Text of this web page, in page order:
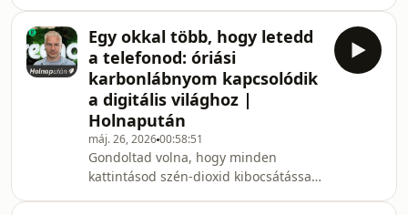
ezt másképp csinálni, és az embert
valamint a te
mezőgazdaság aszállyal, a talajok
kimerülésével és az egyre drágább, és
a klímaváltozást is fűtő műtrágyákkal
küzd. Dr. Veres Andrea növényorvos, a
Fitowool társalapítója megmutatja,
hogyan lehet ebből a két problémából
egyetlen elegáns megoldást csinálni
vegyszerek vagy
Egy okkal több, hogy letedd
a telefonod: óriási
karbonlábnyom kapcsolódik
a digitális világhoz |
Holnapután
máj. 26, 202600:58:51
Gondoltad volna, hogy minden
kattintásod szén-dioxid kibocsátással